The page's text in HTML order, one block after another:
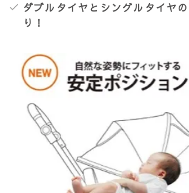
ダブルタイヤとシングルタイヤ
り！